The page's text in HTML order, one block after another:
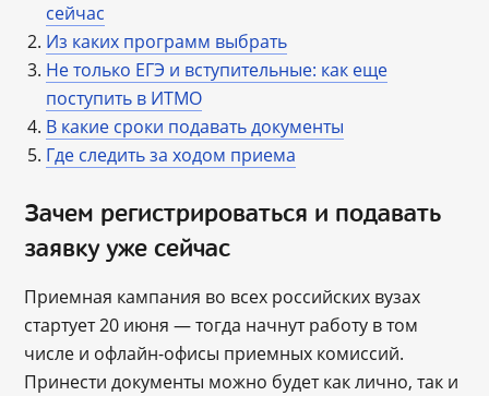
сейчас
Из каких программ выбрать
Не только ЕГЭ и вступительные: как еще
поступить в ИТМО
В какие сроки подавать документы
Где следить за ходом приема
Зачем регистрироваться и подавать
заявку уже сейчас
Приемная кампания во всех российских вузах
стартует 20 июня ― тогда начнут работу в том
числе и офлайн-офисы приемных комиссий.
Принести документы можно будет как лично, так и